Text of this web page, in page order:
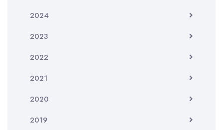
2024
2023
2022
2021
2020
2019